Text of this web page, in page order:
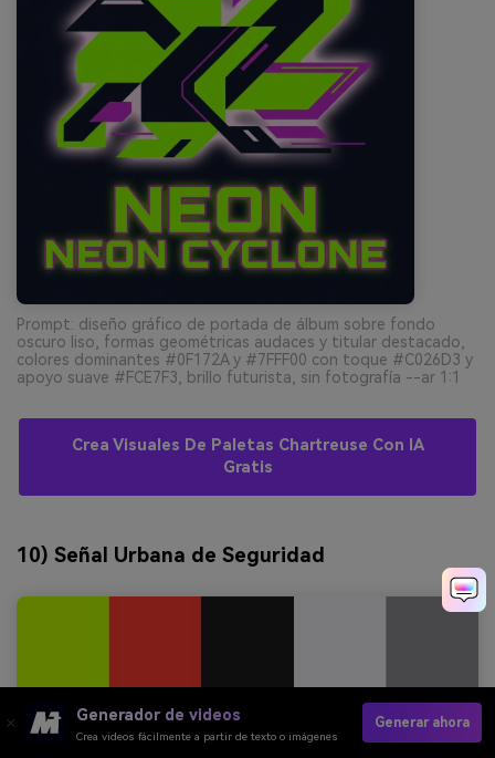
Prompt: diseño gráfico de portada de álbum sobre fondo
oscuro liso, formas geométricas audaces y titular destacado,
colores dominantes #0F172A y #7FFF00 con toque #C026D3 y
apoyo suave #FCE7F3, brillo futurista, sin fotografía --ar 1:1
Crea Visuales De Paletas Chartreuse Con IA
Gratis
10) Señal Urbana de Seguridad
Generador de videos
Crea videos fácilmente a partir de texto o imágenes
Generar ahora